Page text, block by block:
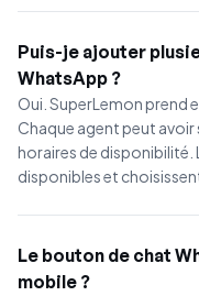
Puis-je ajouter
WhatsApp ?
Oui. SuperLemon prend
Chaque agent peut
horaires de disponibilité.
disponibles et
Le bouton de chat
mobile ?